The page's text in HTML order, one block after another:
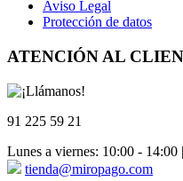
Aviso Legal
Protección de datos
ATENCIÓN AL
91 225 59 21
Lunes a viernes: 10:00 - 14:00
tienda@miropago.com